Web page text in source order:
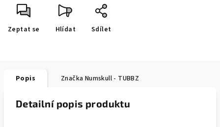
Zeptat se Hlídat Sdílet
Popis Značka Numskull - TUBBZ
Detailní popis produktu